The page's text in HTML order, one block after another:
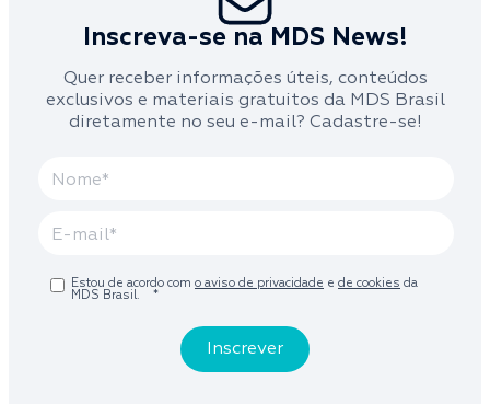
Inscreva-se na MDS News!
Quer receber informações úteis, conteúdos
exclusivos e materiais gratuitos da MDS Brasil
diretamente no seu e-mail? Cadastre-se!
Estou de acordo com o aviso de privacidade e de cookies da
MDS Brasil.
*